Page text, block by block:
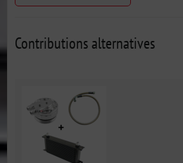
Contributions alternatives